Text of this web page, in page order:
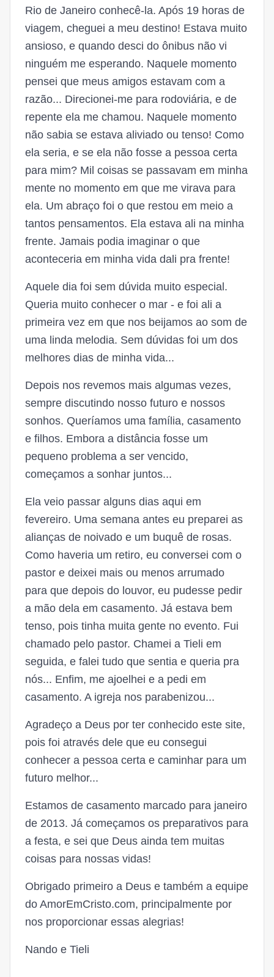
Rio de Janeiro conhecê-la. Após 19 horas de
viagem, cheguei a meu destino! Estava muito
ansioso, e quando desci do ônibus não vi
ninguém me esperando. Naquele momento
pensei que meus amigos estavam com a
razão... Direcionei-me para rodoviária, e de
repente ela me chamou. Naquele momento
não sabia se estava aliviado ou tenso! Como
ela seria, e se ela não fosse a pessoa certa
para mim? Mil coisas se passavam em minha
mente no momento em que me virava para
ela. Um abraço foi o que restou em meio a
tantos pensamentos. Ela estava ali na minha
frente. Jamais podia imaginar o que
aconteceria em minha vida dali pra frente!
Aquele dia foi sem dúvida muito especial.
Queria muito conhecer o mar - e foi ali a
primeira vez em que nos beijamos ao som de
uma linda melodia. Sem dúvidas foi um dos
melhores dias de minha vida...
Depois nos revemos mais algumas vezes,
sempre discutindo nosso futuro e nossos
sonhos. Queríamos uma família, casamento
e filhos. Embora a distância fosse um
pequeno problema a ser vencido,
começamos a sonhar juntos...
Ela veio passar alguns dias aqui em
fevereiro. Uma semana antes eu preparei as
alianças de noivado e um buquê de rosas.
Como haveria um retiro, eu conversei com o
pastor e deixei mais ou menos arrumado
para que depois do louvor, eu pudesse pedir
a mão dela em casamento. Já estava bem
tenso, pois tinha muita gente no evento. Fui
chamado pelo pastor. Chamei a Tieli em
seguida, e falei tudo que sentia e queria pra
nós... Enfim, me ajoelhei e a pedi em
casamento. A igreja nos parabenizou...
Agradeço a Deus por ter conhecido este site,
pois foi através dele que eu consegui
conhecer a pessoa certa e caminhar para um
futuro melhor...
Estamos de casamento marcado para janeiro
de 2013. Já começamos os preparativos para
a festa, e sei que Deus ainda tem muitas
coisas para nossas vidas!
Obrigado primeiro a Deus e também a equipe
do AmorEmCristo.com, principalmente por
nos proporcionar essas alegrias!
Nando e Tieli